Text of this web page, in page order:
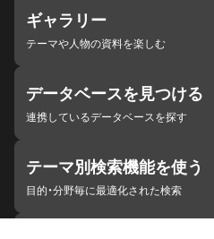
ギャラリー
テーマや人物の資料を楽しむ
データベースを見つける
連携しているデータベースを探す
テーマ別検索機能を使う
目的・分野毎に最適化された検索